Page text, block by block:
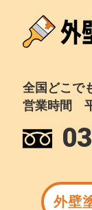
全国どこで
営業時間
外壁